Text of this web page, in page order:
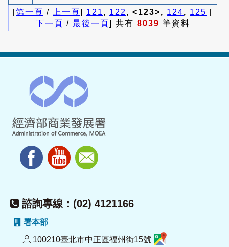
[第一頁 / 上一頁] 121 , 122 , <123>, 124, 125 [
下一頁 / 最後一頁] 共有 8039 筆資料
諮詢專線：(02) 4121166
署本部
100210臺北市中正區福州街15號